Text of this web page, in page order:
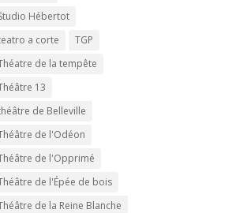
Hébertot
a corte
TGP
de la tempête
13
de Belleville
de l'Odéon
de l'Opprimé
de l'Épée de bois
de la Reine Blanche